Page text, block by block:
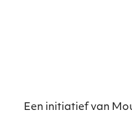
Een initiatief van